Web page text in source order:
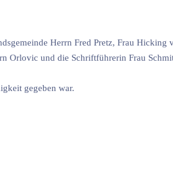
Herrn Fred Pretz, Frau Hicking
Orlovic und die Schriftführerin Frau
gegeben war.